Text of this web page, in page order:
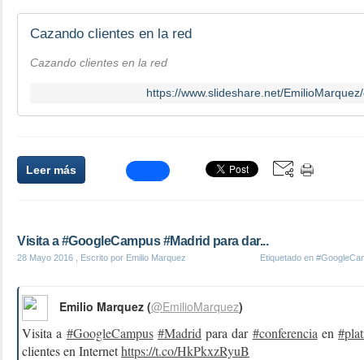
Cazando clientes en la red
Cazando clientes en la red
https://www.slideshare.net/
Leer más
Visita a #GoogleCampus #Madrid para dar...
28 Mayo 2016 , Escrito por Emilio Marquez Etiquetado en
Visita a #GoogleCampus #Madrid para dar #conferencia en
clientes en Internethttps://t.co/HkPkxzRyuB
Emilio Marquez (@EmilioMarquez)